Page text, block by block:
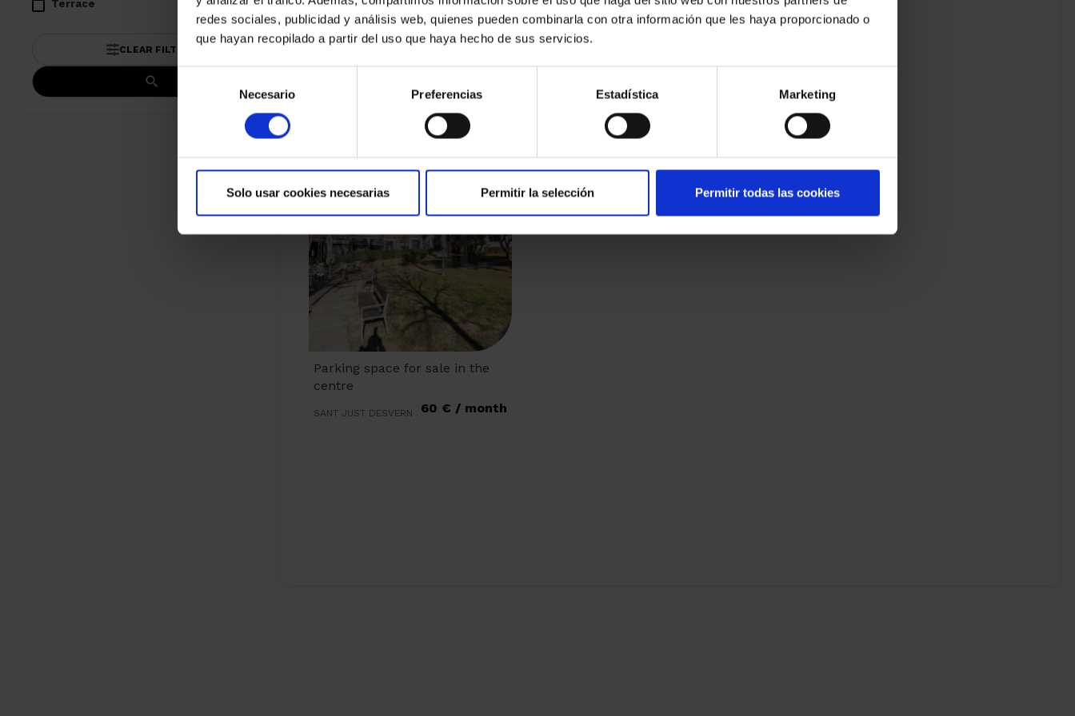
redes sociales, publicidad y análisis web, quienes pueden combinarla con otra información que les haya proporcionado o
que hayan recopilado a partir del uso que haya hecho de sus servicios.
de
consentimiento
Necesario Preferencias Estadística Marketing
Solo usar cookies necesarias Permitir la selección Permitir todas las cookies
Terrace
CLEAR FILTERS
Parking space for sale in the
centre
SANT JUST DESVERN 60 € / month